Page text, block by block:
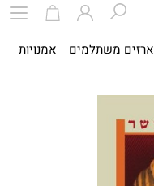
משתלמים אמנויות